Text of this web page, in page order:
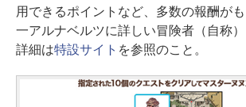
用できるポイントなど、多数の報酬が
一アルナベルツに詳しい冒険者（自称）
詳細は特設サイト を参照のこと。